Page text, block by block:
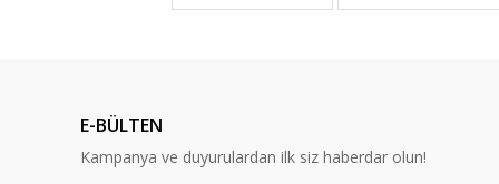
Ürün fiyatı diğer sitelerden daha pahalı.
Bu ürüne benzer farklı alternatifler olmalı.
E-BÜLTEN
Kampanya ve duyurulardan ilk siz haberdar olun!